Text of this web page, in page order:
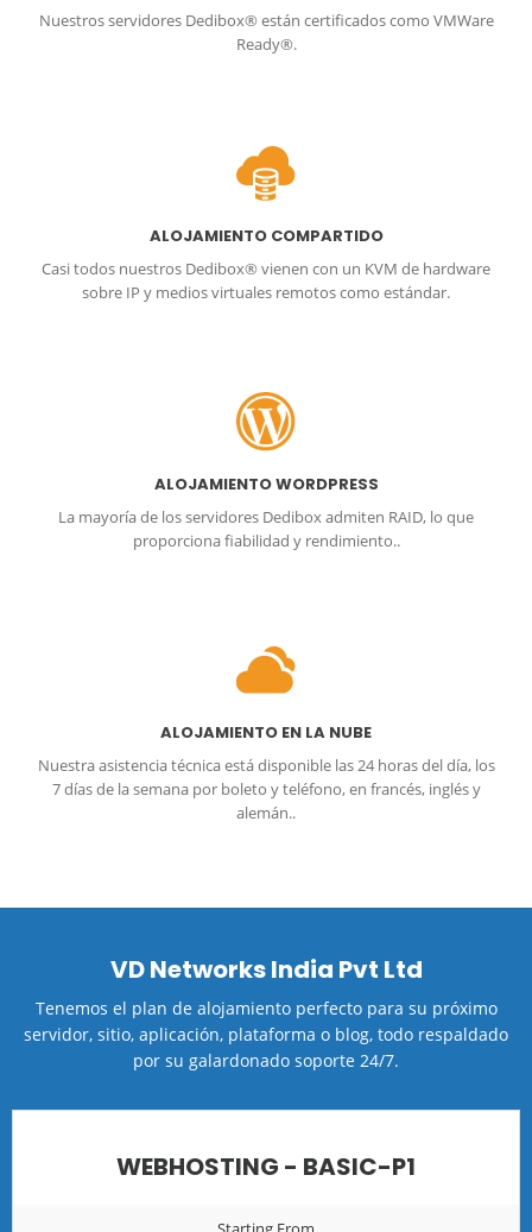
Nuestros servidores Dedibox® están certificados como VMWare
Ready®.
ALOJAMIENTO COMPARTIDO
Casi todos nuestros Dedibox® vienen con un KVM de hardware
sobre IP y medios virtuales remotos como estándar.
ALOJAMIENTO WORDPRESS
La mayoría de los servidores Dedibox admiten RAID, lo que
proporciona fiabilidad y rendimiento..
ALOJAMIENTO EN LA NUBE
Nuestra asistencia técnica está disponible las 24 horas del día, los
7 días de la semana por boleto y teléfono, en francés, inglés y
alemán..
VD Networks India Pvt Ltd
Tenemos el plan de alojamiento perfecto para su próximo
servidor, sitio, aplicación, plataforma o blog, todo respaldado
por su galardonado soporte 24/7.
WEBHOSTING - BASIC-P1